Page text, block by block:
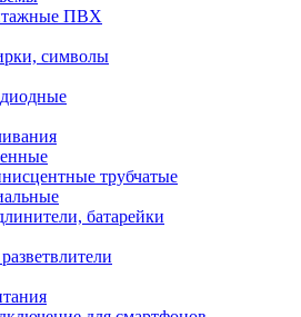
ПВХ
символы
трубчатые
батарейки